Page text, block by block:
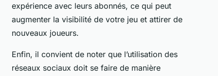
expérience avec leurs abonnés, ce qui peut
augmenter la visibilité de votre jeu et attirer de
nouveaux joueurs.
Enfin, il convient de noter que l’utilisation des
réseaux sociaux doit se faire de manière